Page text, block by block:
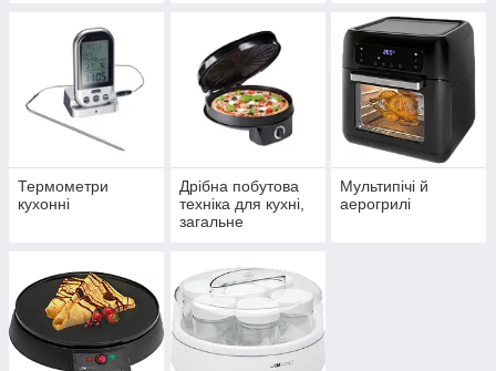
Термометри
кухонні
Дрібна побутова
техніка для кухні,
загальне
Мультипічі й
аерогрилі